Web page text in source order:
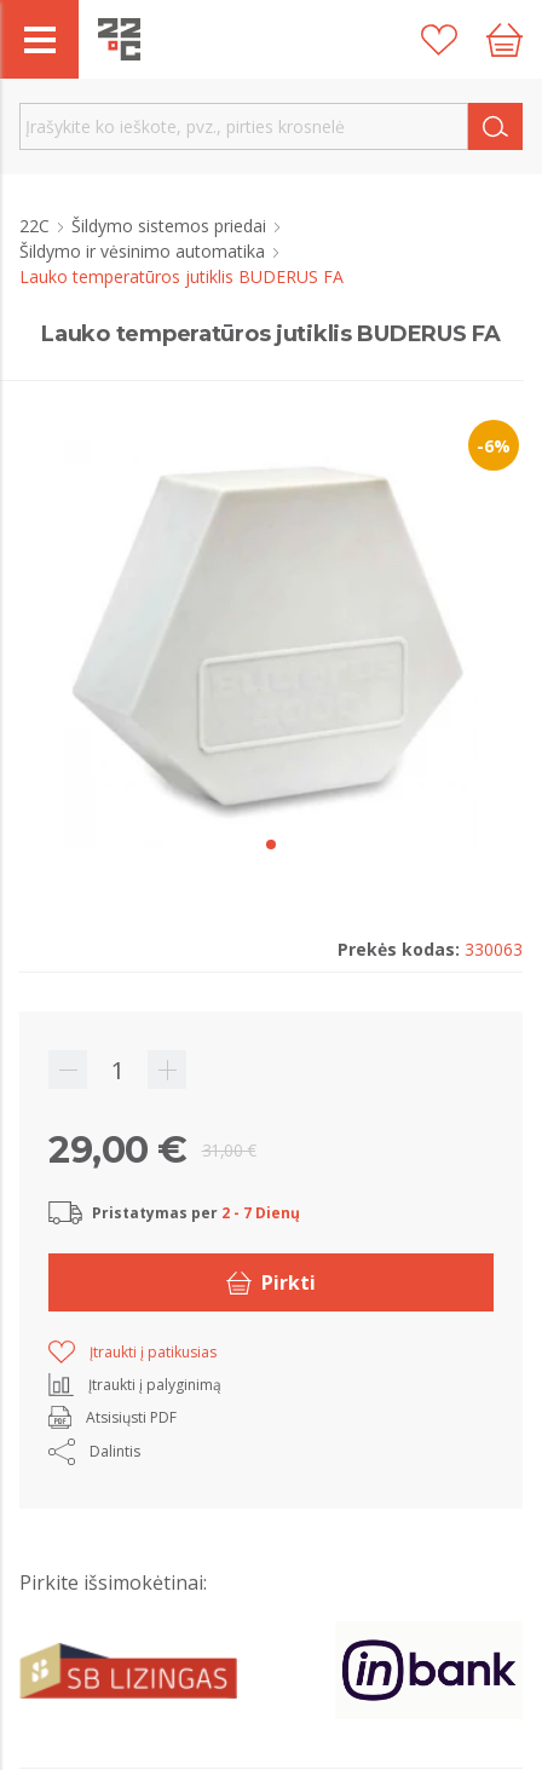
22C
Šildymo sistemos priedai
Šildymo ir vėsinimo automatika
Lauko temperatūros jutiklis BUDERUS FA
Lauko temperatūros jutiklis BUDERUS FA
-6%
Prekės kodas: 330063
31,00 €
29,00 €
Pristatymas per 2 - 7 Dienų
Pirkti
Įtraukti į patikusias
Įtraukti į palyginimą
Atsisiųsti PDF
Dalintis
Pirkite išsimokėtinai: